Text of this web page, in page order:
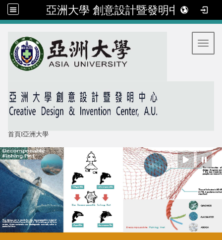
亞洲大學 創意設計暨發明中心
首頁I亞洲大學